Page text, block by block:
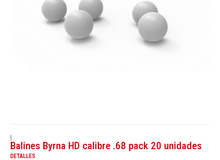
|
Balines Byrna HD calibre .68 pack 20 unidades
DETALLES